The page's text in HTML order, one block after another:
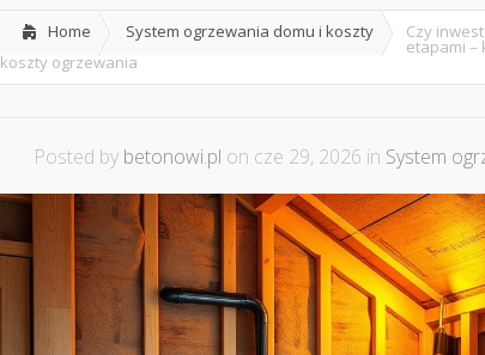
Home System ogrzewania domu i koszty Czy
etapami –
koszty ogrzewania
Posted by betonowi.pl on cze 29, 2026 in System